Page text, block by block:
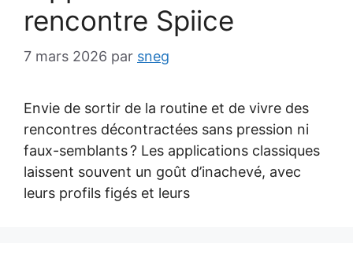
rencontre Spiice
7 mars 2026 par sneg
Envie de sortir de la routine et de vivre des
rencontres décontractées sans pression ni
faux-semblants ? Les applications classiques
laissent souvent un goût d’inachevé, avec
leurs profils figés et leurs